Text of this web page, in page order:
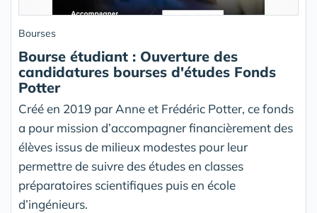
Bourses
Bourse étudiant : Ouverture des
candidatures bourses d'études Fonds
Potter
Créé en 2019 par Anne et Frédéric Potter, ce fonds
a pour mission d’accompagner financièrement des
élèves issus de milieux modestes pour leur
permettre de suivre des études en classes
préparatoires scientifiques puis en école
d’ingénieurs.